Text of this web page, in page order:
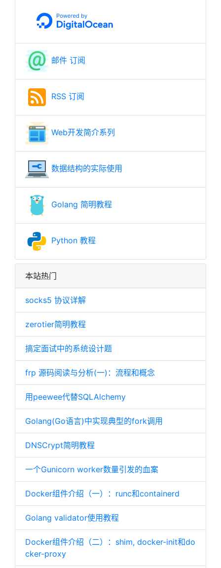
邮件 订阅
RSS 订阅
Web开发简介系列
数据结构的实际使用
Golang 简明教程
Python 教程
本站热门
socks5 协议详解
zerotier简明教程
搞定面试中的系统设计题
frp 源码阅读与分析(一)：流程和概念
用peewee代替SQLAlchemy
Golang(Go语言)中实现典型的fork调用
DNSCrypt简明教程
一个Gunicorn worker数量引发的血案
Docker组件介绍（一）：runc和containerd
Golang validator使用教程
Docker组件介绍（二）：shim, docker-init和do
cker-proxy